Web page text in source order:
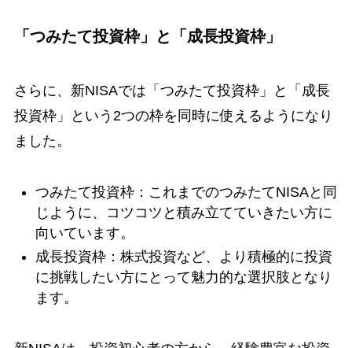
「つみたて投資枠」と「成長投資枠」
さらに、新NISAでは「つみたて投資枠」と「成長
投資枠」という2つの枠を同時に使えるようになり
ました。
つみたて投資枠：これまでのつみたてNISAと同
じように、コツコツと積み立てていきたい方に
向いています。
成長投資枠：株式投資など、より積極的に投資
に挑戦したい方にとって魅力的な選択肢となり
ます。